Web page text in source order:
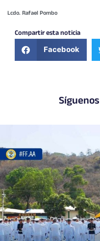
Lcdo. Rafael Pombo
Compartir esta noticia
Facebook